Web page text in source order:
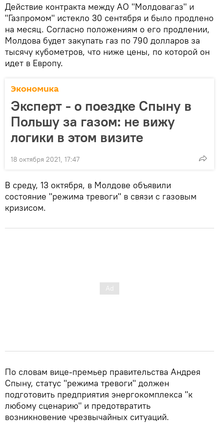
Действие контракта между АО "Молдовагаз" и
"Газпромом" истекло 30 сентября и было продлено
на месяц. Согласно положениям о его продлении,
Молдова будет закупать газ по 790 долларов за
тысячу кубометров, что ниже цены, по которой он
идет в Европу.
Экономика
Эксперт - о поездке Спыну в
Польшу за газом: не вижу
логики в этом визите
18 октября 2021, 17:47
В среду, 13 октября, в Молдове объявили
состояние "режима тревоги" в связи с газовым
кризисом.
По словам вице-премьер правительства Андрея
Спыну, статус "режима тревоги" должен
подготовить предприятия энергокомплекса "к
любому сценарию" и предотвратить
возникновение чрезвычайных ситуаций.